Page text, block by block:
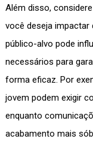
Além disso,
você deseja
público-alvo pode
necessários para
forma eficaz. Por
jovem podem exigir
enquanto
acabamento mais